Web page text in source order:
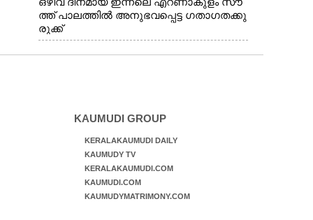
ത്ത് പാലത്തിൽ അനുഭവപ്പെട്ട ഗതാഗതക്കു
രുക്ക്
KAUMUDI GROUP
KERALAKAUMUDI DAILY
KAUMUDY TV
KERALAKAUMUDI.COM
KAUMUDI.COM
KAUMUDYMATRIMONY.COM